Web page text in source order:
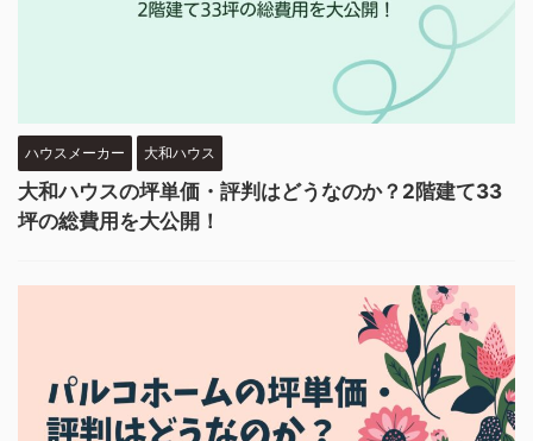
ハウスメーカー 大和ハウス
大和ハウスの坪単価・評判はどうなのか？2階建て33
坪の総費用を大公開！